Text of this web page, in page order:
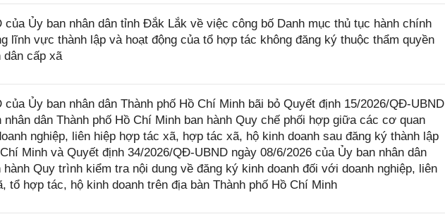
Ủy ban nhân dân tỉnh Đắk Lắk về việc công bố Danh mục thủ tục hành chính
lĩnh vực thành lập và hoạt động của tổ hợp tác không đăng ký thuộc thẩm quyền
dân cấp xã
Ủy ban nhân dân Thành phố Hồ Chí Minh bãi bỏ Quyết định 15/2026/QĐ-UBND
nhân dân Thành phố Hồ Chí Minh ban hành Quy chế phối hợp giữa các cơ quan
nghiệp, liên hiệp hợp tác xã, hợp tác xã, hộ kinh doanh sau đăng ký thành lập
Minh và Quyết định 34/2026/QĐ-UBND ngày 08/6/2026 của Ủy ban nhân dân
Quy trình kiểm tra nội dung về đăng ký kinh doanh đối với doanh nghiệp, liên
tổ hợp tác, hộ kinh doanh trên địa bàn Thành phố Hồ Chí Minh